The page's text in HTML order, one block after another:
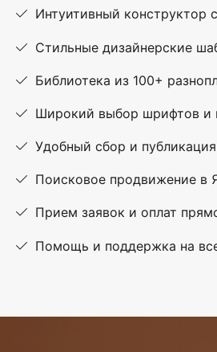
Интуитивный конструктор
Стильные дизайнерские
Библиотека из 100+
Широкий выбор шрифтов и
Удобный сбор и
Поисковое продвижение в
Прием заявок и оплат
Помощь и поддержка на